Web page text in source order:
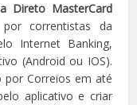
Direto MasterCard
correntistas da
Internet Banking,
(Android ou IOS).
Correios em até
aplicativo e criar